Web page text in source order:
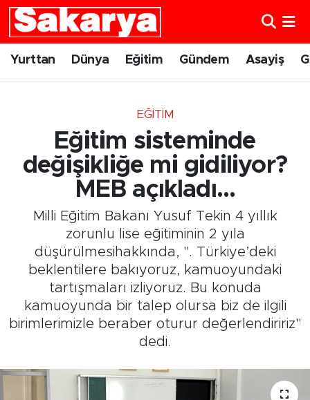
Yurttan Dünya Eğitim Gündem Asayiş
EĞITIM
Eğitim sisteminde
değişikliğe mi gidiliyor?
MEB açıkladı...
Milli Eğitim Bakanı Yusuf Tekin 4 yıllık
zorunlu lise eğitiminin 2 yıla
düşürülmesihakkında, ". Türkiye’deki
beklentilere bakıyoruz, kamuoyundaki
tartışmaları izliyoruz. Bu konuda
kamuoyunda bir talep olursa biz de ilgili
birimlerimizle beraber oturur değerlendiririz"
dedi.
Yurttan
Gündem
Eskişehirspor
Spor
Sağlık
Kültür Sanat
Resmi İlanlar
Eskişehir Nöbetçi Eczaneler
Eskişehir Trafik Yoğunluk Haritası
Süper Lig Puan Durumu ve Fikstür
Tüm Manşetler
Son Dakika Haberleri
Haber Arşivi